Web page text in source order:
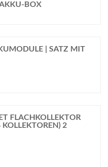
BOX
| SATZ MIT
FLACHKOLLEKTOR
2